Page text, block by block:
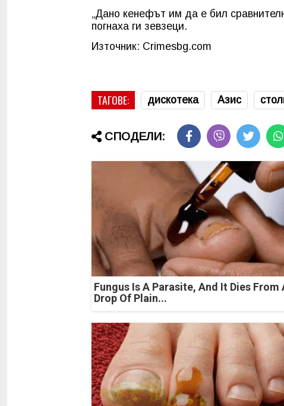
„Дано кенефът им да е бил
погнаха ги зевзеци.
Източник: Crimesbg.com
ТАГОВЕ: дискотека Азис
СПОДЕЛИ:
Fungus Is A Parasite, And It Dies From
Drop Of Plain...